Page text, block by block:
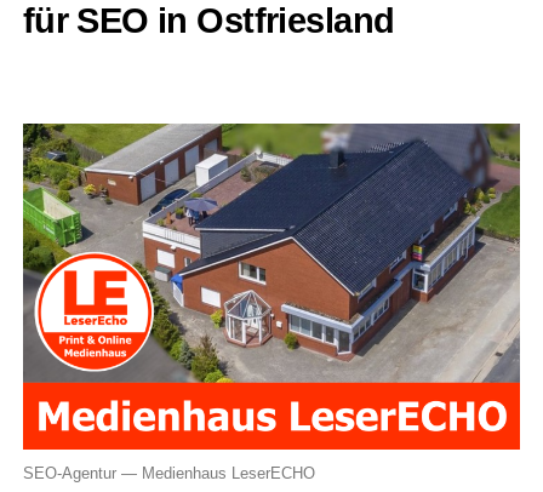
für SEO in Ostfriesland
SEO-Agen­tur — Medi­en­haus LeserECHO